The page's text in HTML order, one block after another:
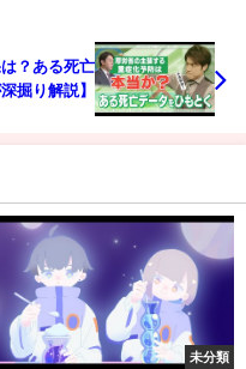
？ある死亡
掘り解説】
未分類